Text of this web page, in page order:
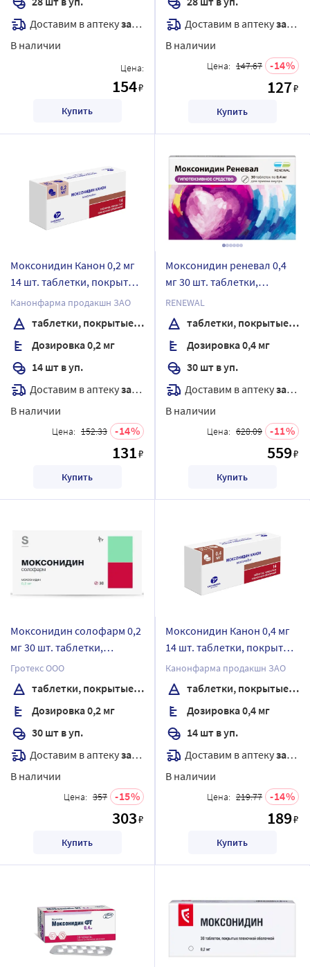
Доставим в аптекузавтра
В наличии
Цена:
154₽
Купить
Доставим в аптекузавтра
В наличии
Цена: 147.67 14
127₽
Купить
Моксонидин Канон 0,2 мг
14 шт. таблетки, покрытые
пленочной оболочкой
Канонфарма продакшн ЗАО
таблетки, покрытые пленочной оболочкой
Дозировка 0,2 мг
14 шт в уп.
Доставим в аптекузавтра
В наличии
Цена: 152.33 14
131₽
Купить
Моксонидин реневал 0,4
мг 30 шт. таблетки,
покрытые пленочной
оболочкой
RENEWAL
таблетки, покрытые пленочной оболочкой
Дозировка 0,4 мг
30 шт в уп.
Доставим в аптекузавтра
В наличии
Цена: 628.09 11
559₽
Купить
Моксонидин солофарм 0,2
мг 30 шт. таблетки,
покрытые пленочной
оболочкой
Гротекс ООО
таблетки, покрытые пленочной оболочкой
Дозировка 0,2 мг
30 шт в уп.
Доставим в аптекузавтра
В наличии
Цена: 357 15
303₽
Купить
Моксонидин Канон 0,4 мг
14 шт. таблетки, покрытые
пленочной оболочкой
Канонфарма продакшн ЗАО
таблетки, покрытые пленочной оболочкой
Дозировка 0,4 мг
14 шт в уп.
Доставим в аптекузавтра
В наличии
Цена: 219.77 14
189₽
Купить